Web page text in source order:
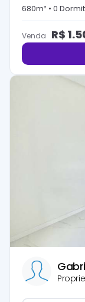
680m² • 0
Venda R$